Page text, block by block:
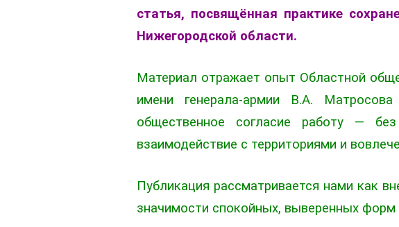
статья, посвящённая практике
Нижегородской области.
Материал отражает опыт Областной
имени генерала-армии В.А.
общественное согласие работу —
взаимодействие с территориями и
Публикация рассматривается нами как
значимости спокойных, выверенных